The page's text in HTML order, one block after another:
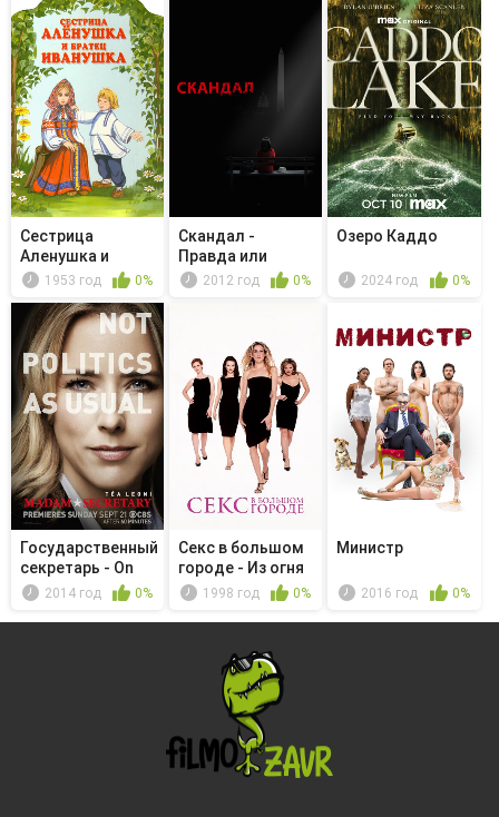
Сестрица
Аленушка и
братец Иванушка
1953 год 0%
Скандал -
Правда или
последствия
2012 год 0%
Озеро Каддо
2024 год 0%
Государственный
секретарь - On
the Clock
2014 год 0%
Секс в большом
городе - Из огня
да в ...1998 год 0%
Министр
2016 год 0%